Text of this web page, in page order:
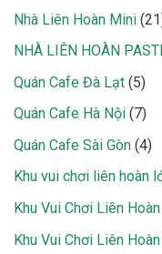
Nhà Liên Hoàn Mini 21
NHÀ LIÊN HOÀN
Quán Cafe Đà Lạt 55
sản
Quán Cafe Hà Nội 77
sản
Quán Cafe Sài Gòn 44
sản
Khu vui chơi liên hoàn
Khu Vui Chơi Liên
Khu Vui Chơi Liên